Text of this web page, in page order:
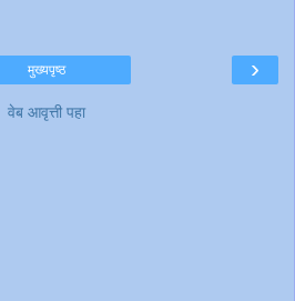
›
मुख्यपृष्ठ
वेब आवृत्ती पहा